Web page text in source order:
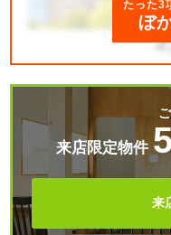
たった3
ぼ
来店限定物件
来